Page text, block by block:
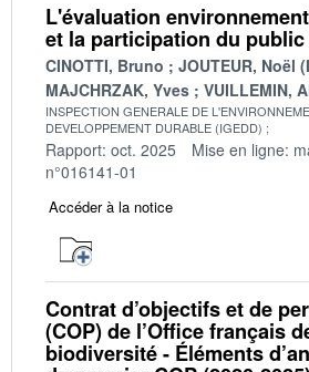
L'évaluation
et la participation du public
CINOTTI, Bruno
JOUTEUR, Noël
MAJCHRZAK, Yves
VUILLEMIN,
INSPECTION GENERALE DE
DEVELOPPEMENT DURABLE (IGEDD)
Rapport: oct. 2025 Mise en ligne:
n°016141-01
Accéder à la notice
Contrat d’objectifs et de
(COP) de l’Office français
biodiversité - Éléments